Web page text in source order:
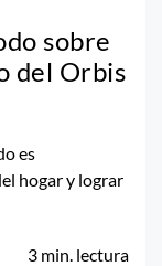
sobre
del Orbis
es
hogar y lograr
3 min. lectura